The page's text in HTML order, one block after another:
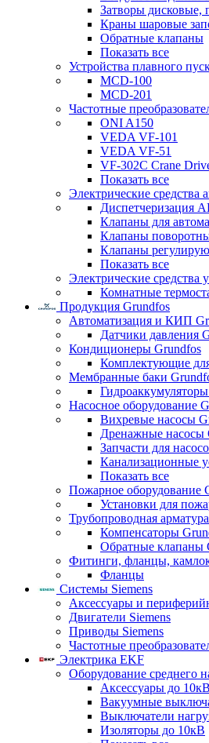
Затворы дисковые,
Краны шаровые
Обратные клапаны
Показать все
Устройства плавного
MCD-100
MCD-201
Частотные
ONI A150
VEDA VF-101
VEDA VF-51
VF-302C Crane
Показать все
Электрические средства
Диспетчеризация
Клапаны для
Клапаны
Клапаны
Показать все
Электрические средства
Комнатные
Продукция Grundfos
Автоматизация и КИП
Датчики давления
Кондиционеры Grundfos
Комплектующие
Мембранные баки
Насосное оборудование
Вихревые насосы
Дренажные насосы
Запчасти для
Канализационные
Показать все
Пожарное оборудование
Установки для
Трубопроводная
Компенсаторы
Обратные клапаны
Фитинги, фланцы,
Фланцы
Системы Siemens
Аксессуары и
Двигатели Siemens
Приводы Siemens
Частотные
Электрика EKF
Оборудование среднего
Аксессуары до 10кВ
Вакуумные
Выключатели
Изоляторы до 10кВ